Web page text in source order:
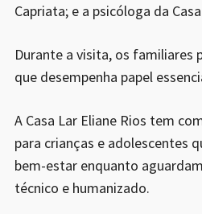
Capriata; e a psicóloga da
Durante a visita, os familiares
que desempenha papel
A Casa Lar Eliane Rios tem
para crianças e adolescentes
bem-estar enquanto
técnico e humanizado.